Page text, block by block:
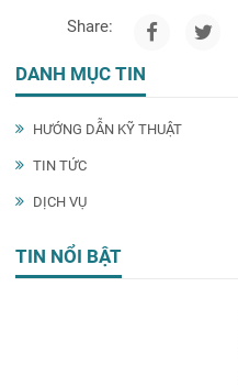
DANH MỤC TIN
HƯỚNG DẪN KỸ THUẬT
TIN TỨC
DỊCH VỤ
TIN NỔI BẬT
Share: